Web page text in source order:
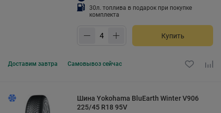
30л. топлива в подарок при покупке
комплекта
Купить
Доставим завтра Самовывоз сейчас
Шина Yokohama BluEarth Winter V906
225/45 R18 95V